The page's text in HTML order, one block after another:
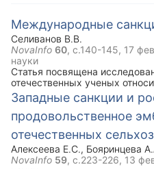
Международные
Селиванов В.В.
NovaInfo 60, с.140-145, 17
науки
Статья посвящена
отечественных ученых
в стандартном ее понимании.
сформировать новый взгляд
экономические санкции,
Российской Федерации. При
проблемы можно сделать
введения экономических
реальная возможность
Западные санкции и
продовольственное
отечественных
Алексеева Е.С., Бояринцева
NovaInfo 59, с.223-226, 13